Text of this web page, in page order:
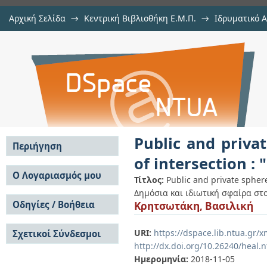
Αρχική Σελίδα → Κεντρική Βιβλιοθήκη Ε.Μ.Π. → Ιδρυματικό
Public and private sphere in
"Omonoia" square
Public and
of intersection :
Τίτλος: Public and private
Δημόσια και ιδιωτική σφαίρα
Κρητσωτάκη, Βασιλική
URI: https://dspace.lib.ntua.gr/
http://dx.doi.org/10.26240/
Ημερομηνία: 2018-11-05
Περιήγηση
Σε όλο το DSpace
Κοινότητες & Συλλογές
Ανά Ημερομηνία
Έκδοσης
Συγγραφείς
Τίτλοι
Θέματα
Ο Λογαριασμός μου
Σύνδεση
Εγγραφή
Οδηγίες / Βοήθεια
Οδηγίες Υποβολής
Οδηγίες Χρήσης ΙΑ
Συχνές Ερωτήσεις
Σχετικοί Σύνδεσμοι